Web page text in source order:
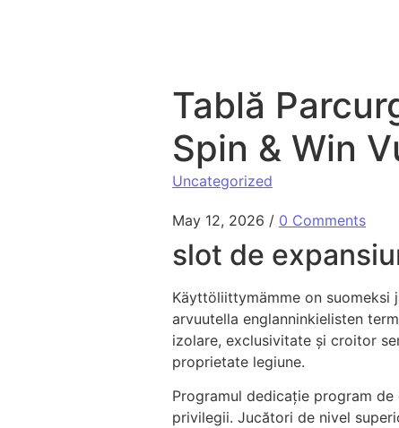
Tablă
Spin & Win
Uncategorized
May 12, 2026 / 0 Comments
slot de
Käyttöliittymämme on
arvuutella englanninkielisten
izolare, exclusivitate și croitor
proprietate legiune.
Programul dedicație program
privilegii. Jucători de nivel